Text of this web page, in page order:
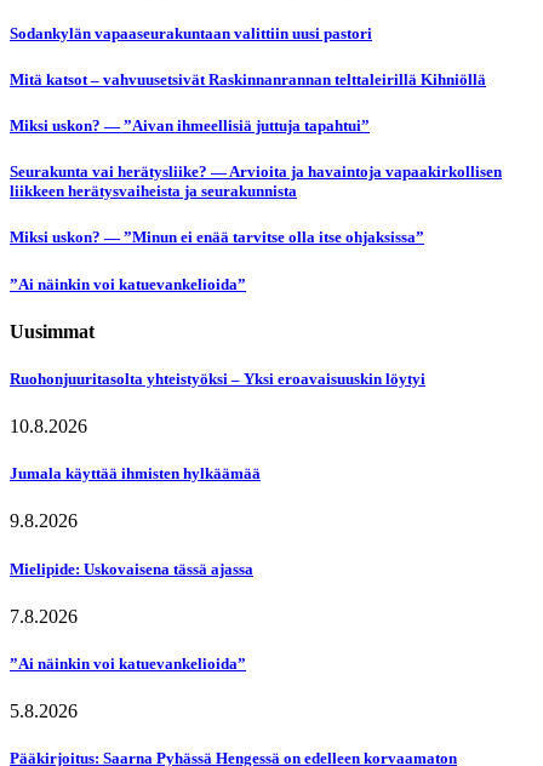
Sodankylän vapaaseurakuntaan valittiin uusi pastori
Mitä katsot – vahvuusetsivät Raskinnanrannan telttaleirillä Kihniöllä
Miksi uskon? — ”Aivan ihmeellisiä juttuja tapahtui”
Seurakunta vai herätysliike? — Arvioita ja havaintoja vapaakirkollisen
liikkeen herätysvaiheista ja seurakunnista
Miksi uskon? — ”Minun ei enää tarvitse olla itse ohjaksissa”
”Ai näinkin voi katuevankelioida”
Uusimmat
Ruohonjuuritasolta yhteistyöksi – Yksi eroavaisuuskin löytyi
10.8.2026
Jumala käyttää ihmisten hylkäämää
9.8.2026
Mielipide: Uskovaisena tässä ajassa
7.8.2026
”Ai näinkin voi katuevankelioida”
5.8.2026
Pääkirjoitus: Saarna Pyhässä Hengessä on edelleen korvaamaton